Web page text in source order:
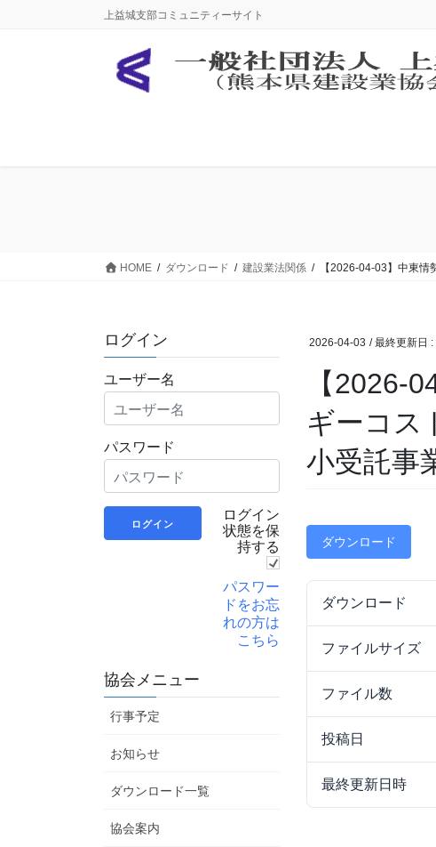
上益城支部コミュニティーサイト
HOME ダウンロード 建設業法関係 【2026-04-03】中東
2026-04-03 / 最終更新日 :
【2026-
ギーコス
小受託事
ダウンロード
ダウンロード
ファイルサイズ
ファイル数
投稿日
最終更新日時
ログイン
ユーザー名
パスワード
ログイン
状態を保
持する
パスワー
ドをお忘
れの方は
こちら
協会メニュー
行事予定
お知らせ
ダウンロード一覧
協会案内